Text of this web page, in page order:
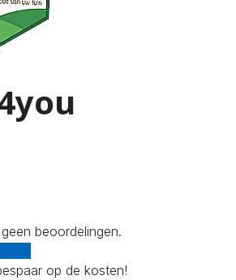
beoordelingen.
op de kosten!